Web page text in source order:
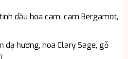
dầu hoa cam, cam Bergamot,
dạ hương, hoa Clary Sage, gỗ